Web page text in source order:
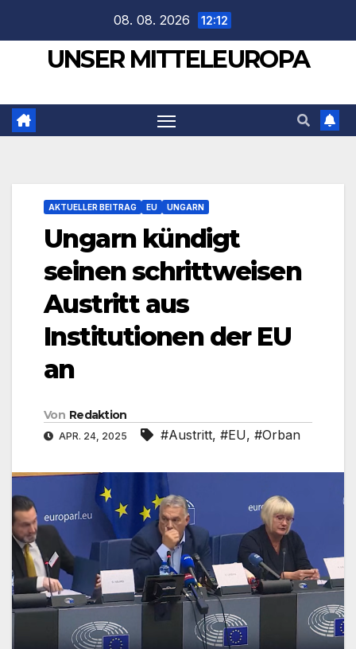
springen
08. 08. 2026 12:12
UNSER MITTELEUROPA
AKTUELLER BEITRAG EU UNGARN
Ungarn kündigt
seinen schrittweisen
Austritt aus
Institutionen der EU
an
Von Redaktion
APR. 24, 2025 #Austritt, #EU, #Orban